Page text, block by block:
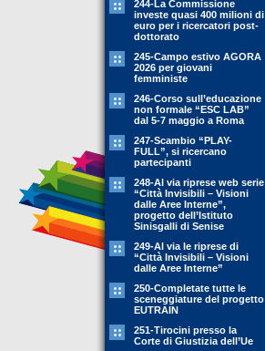
244-La Commissione
investe quasi 400 milioni di
euro per i ricercatori post-
dottorato
245-Campo estivo AGORA
2026 per giovani
femministe
246-Corso sull’educazione
non formale “ESC LAB”
dal 5-7 maggio a Roma
247-Scambio “PLAY-
FULL”, si ricercano
partecipanti
248-Al via riprese web serie
“Città Invisibili – Visioni
dalle Aree Interne”,
progetto dell’Istituto
Sinisgalli di Senise
249-Al via le riprese di
“Città Invisibili – Visioni
dalle Aree Interne”
250-Completate tutte le
sceneggiature del progetto
EUTRAIN
251-Tirocini presso la
Corte di Giustizia dell’Ue